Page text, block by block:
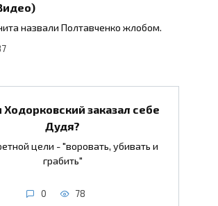
назвали Полтавченко жлобом.
заказал себе
Дудя?
цели - "воровать, убивать и
грабить"
0 78